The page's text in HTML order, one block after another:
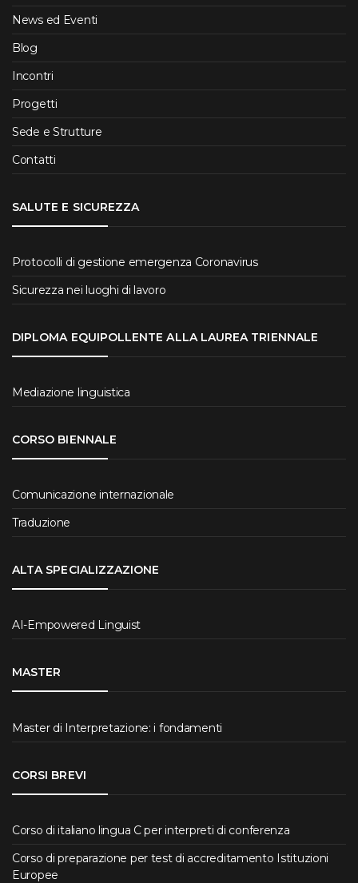
News ed Eventi
Blog
Incontri
Progetti
Sede e Strutture
Contatti
SALUTE E SICUREZZA
Protocolli di gestione emergenza Coronavirus
Sicurezza nei luoghi di lavoro
DIPLOMA EQUIPOLLENTE ALLA LAUREA TRIENNALE
Mediazione linguistica
CORSO BIENNALE
Comunicazione internazionale
Traduzione
ALTA SPECIALIZZAZIONE
AI-Empowered Linguist
MASTER
Master di Interpretazione: i fondamenti
CORSI BREVI
Corso di italiano lingua C per interpreti di conferenza
Corso di preparazione per test di accreditamento Istituzioni
Europee